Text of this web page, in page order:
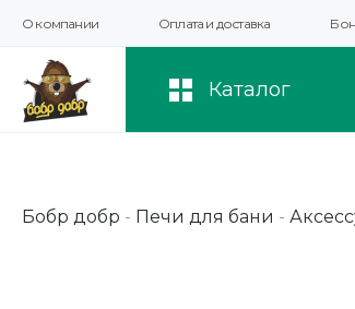
О компании Оплата и доставка
Каталог
Бобр добр - Печи для бани -
Мы используем файлы